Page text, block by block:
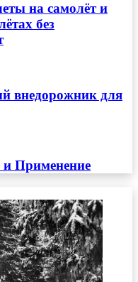
на самолёт и
без
внедорожник для
и Применение